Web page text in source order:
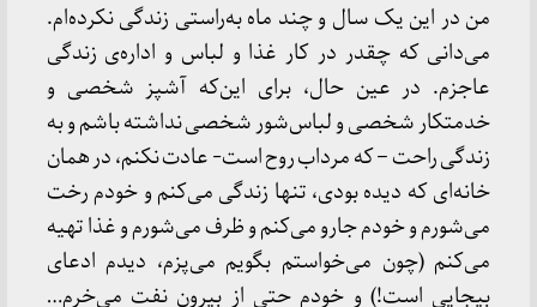
من در این یک سال و چند ماه به‌راستی زندگی نکرده‌ام.
می‌دانی که چقدر در کار غذا و لباس و اداره‌ی زندگی
عاجزم. در عین حال، برای این‌که آشپز شخصی و
خدمتکار شخصی و لباس‌شور شخصی نداشته باشم و به
زندگی راحت – که مرداب روح است- عادت نکنم، در همان
خانه‌ای که دیده بودی، تنها زندگی می‌کنم و خودم رخت
می‌شورم و خودم جارو می‌کنم و ظرف می‌شورم و غذا تهیه
می‌کنم (چون می‌خواستم بگویم می‌پزم، دیدم ادعای
بیجایی است!) و خودم حتی از بیرون نفت می‌خرم…